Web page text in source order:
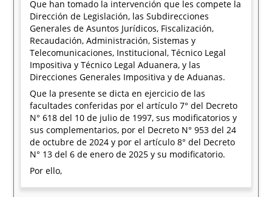
Que han tomado la intervención que les compete la
Dirección de Legislación, las Subdirecciones
Generales de Asuntos Jurídicos, Fiscalización,
Recaudación, Administración, Sistemas y
Telecomunicaciones, Institucional, Técnico Legal
Impositiva y Técnico Legal Aduanera, y las
Direcciones Generales Impositiva y de Aduanas.
Que la presente se dicta en ejercicio de las
facultades conferidas por el artículo 7° del Decreto
N° 618 del 10 de julio de 1997, sus modificatorios y
sus complementarios, por el Decreto N° 953 del 24
de octubre de 2024 y por el artículo 8° del Decreto
N° 13 del 6 de enero de 2025 y su modificatorio.
Por ello,